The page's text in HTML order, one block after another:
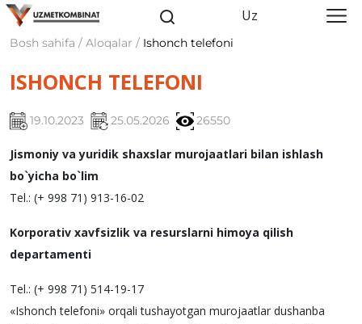
Uz
Bosh sahifa / Aloqalar / Ishonch telefoni
ISHONCH TELEFONI
19.10.2023 25.05.2026 26550
Jismoniy va yuridik shaxslar murojaatlari bilan ishlash
bo`yicha bo`lim
Tel.: (+ 998 71) 913-16-02
Korporativ xavfsizlik va resurslarni himoya qilish
departamenti
Tel.: (+ 998 71) 514-19-17
«Ishonch tеlеfoni» orqali tushayotgan murojaatlar dushanba